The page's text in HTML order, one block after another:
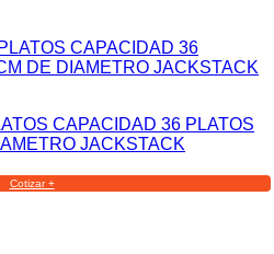
CAPACIDAD 36 PLATOS
JACKSTACK
Cotizar +